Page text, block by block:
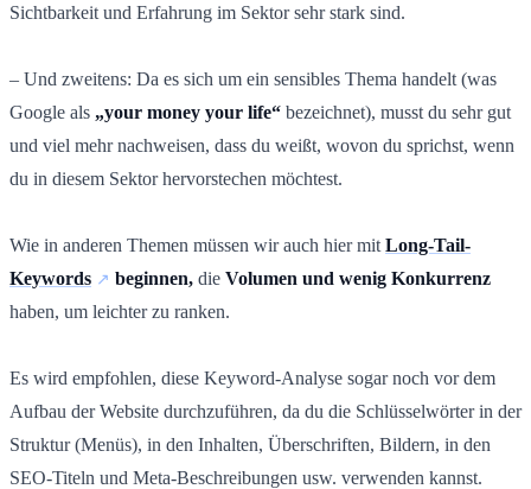
Sichtbarkeit und Erfahrung im Sektor sehr stark sind.
– Und zweitens: Da es sich um ein sensibles Thema handelt (was
Google als „your money your life“ bezeichnet), musst du sehr gut
und viel mehr nachweisen, dass du weißt, wovon du sprichst, wenn
du in diesem Sektor hervorstechen möchtest.
Wie in anderen Themen müssen wir auch hier mit Long-Tail-
Keywords
beginnen, die Volumen und wenig Konkurrenz
haben, um leichter zu ranken.
Es wird empfohlen, diese Keyword-Analyse sogar noch vor dem
Aufbau der Website durchzuführen, da du die Schlüsselwörter in der
Struktur (Menüs), in den Inhalten, Überschriften, Bildern, in den
SEO-Titeln und Meta-Beschreibungen usw. verwenden kannst.